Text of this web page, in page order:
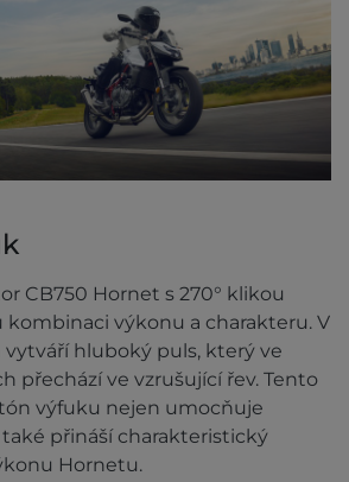
CB750 Hornet s 270° klikou
kombinaci výkonu a charakteru. V
hluboký puls, který ve
přechází ve vzrušující řev. Tento
výfuku nejen umocňuje
také přináší charakteristický
Hornetu.